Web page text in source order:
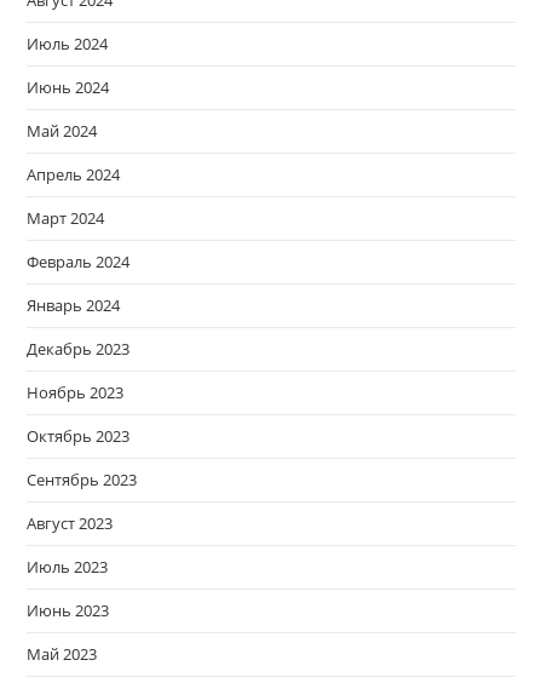
Июль 2024
Июнь 2024
Май 2024
Апрель 2024
Март 2024
Февраль 2024
Январь 2024
Декабрь 2023
Ноябрь 2023
Октябрь 2023
Сентябрь 2023
Август 2023
Июль 2023
Июнь 2023
Май 2023